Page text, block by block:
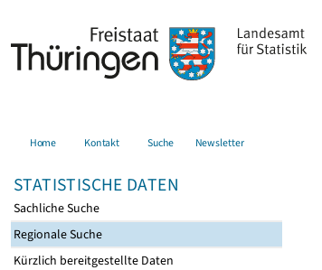
Home Kontakt Suche Newsletter
STATISTISCHE DATEN
Sachliche Suche
Regionale Suche
Kürzlich bereitgestellte Daten